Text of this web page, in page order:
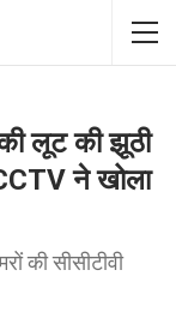
लूट की झूठी
ने खोला
की सीसीटीवी